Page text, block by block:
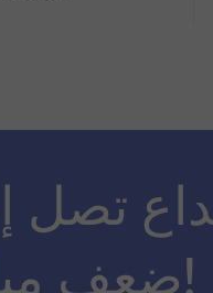
ضعف مبلغ الإيداع!